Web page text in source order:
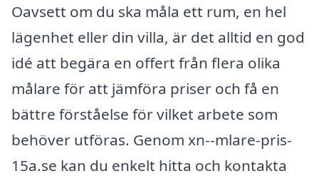
Oavsett om du ska måla ett rum, en hel
lägenhet eller din villa, är det alltid en god
idé att begära en offert från flera olika
målare för att jämföra priser och få en
bättre förståelse för vilket arbete som
behöver utföras. Genom xn--mlare-pris-
15a.se kan du enkelt hitta och kontakta